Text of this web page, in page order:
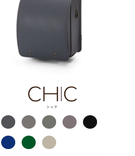
シルバー・ゴールド